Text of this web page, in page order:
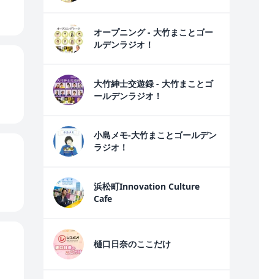
オープニング - 大竹まことゴー
ルデンラジオ！
大竹紳士交遊録 - 大竹まことゴ
ールデンラジオ！
小島メモ-大竹まことゴールデン
ラジオ！
浜松町Innovation Culture
Cafe
樋口日奈のここだけ